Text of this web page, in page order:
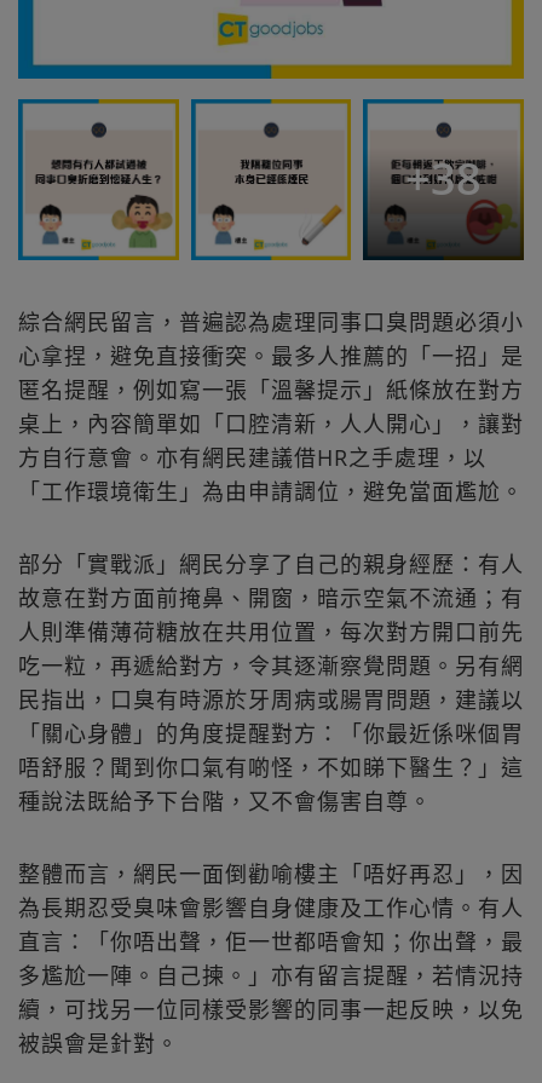
+38
綜合網民留言，普遍認為處理同事口臭問題必須小
心拿捏，避免直接衝突。最多人推薦的「一招」是
匿名提醒，例如寫一張「溫馨提示」紙條放在對方
桌上，內容簡單如「口腔清新，人人開心」，讓對
方自行意會。亦有網民建議借HR之手處理，以
「工作環境衛生」為由申請調位，避免當面尷尬。
部分「實戰派」網民分享了自己的親身經歷：有人
故意在對方面前掩鼻、開窗，暗示空氣不流通；有
人則準備薄荷糖放在共用位置，每次對方開口前先
吃一粒，再遞給對方，令其逐漸察覺問題。另有網
民指出，口臭有時源於牙周病或腸胃問題，建議以
「關心身體」的角度提醒對方：「你最近係咪個胃
唔舒服？聞到你口氣有啲怪，不如睇下醫生？」這
種說法既給予下台階，又不會傷害自尊。
整體而言，網民一面倒勸喻樓主「唔好再忍」，因
為長期忍受臭味會影響自身健康及工作心情。有人
直言：「你唔出聲，佢一世都唔會知；你出聲，最
多尷尬一陣。自己揀。」亦有留言提醒，若情況持
續，可找另一位同樣受影響的同事一起反映，以免
被誤會是針對。